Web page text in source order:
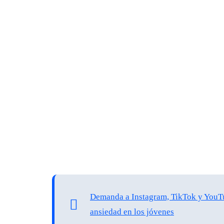
Demanda a Instagram, TikTok y
ansiedad en los jóvenes